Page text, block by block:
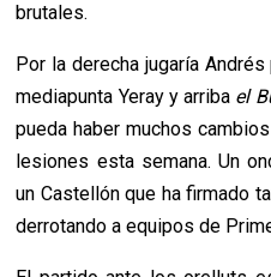
brutales.
Por la derecha jugaría
mediapunta Yeray y arriba el
pueda haber muchos
lesiones esta semana. Un
un Castellón que ha firmado
derrotando a equipos de